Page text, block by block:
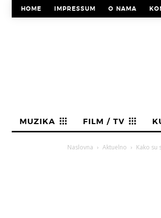
HOME IMPRESSUM O NAMA
MUZIKA FILM / TV
Naslovna Aktuelno Kako